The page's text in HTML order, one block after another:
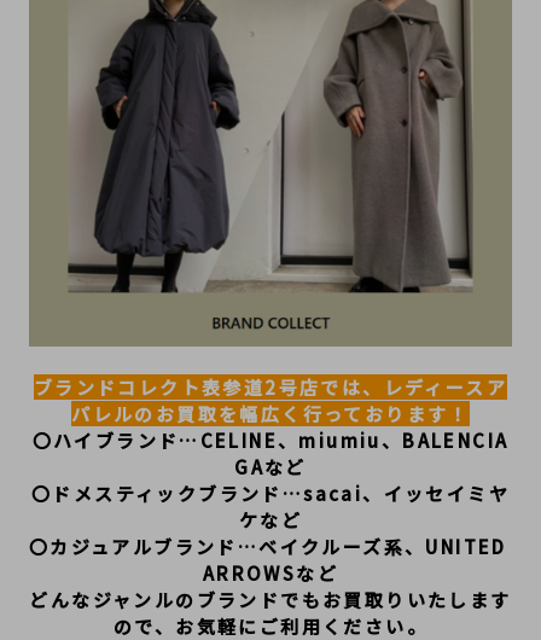
ブランドコレクト表参道2号店では、レディースア
パレルのお買取を幅広く行っております！
〇ハイブランド…CELINE、miumiu、BALENCIA
GAなど
〇ドメスティックブランド…sacai、イッセイミヤ
ケなど
〇カジュアルブランド…ベイクルーズ系、UNITED
ARROWSなど
どんなジャンルのブランドでもお買取りいたします
ので、お気軽にご利用ください。